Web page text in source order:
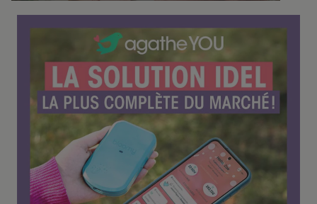
é
n